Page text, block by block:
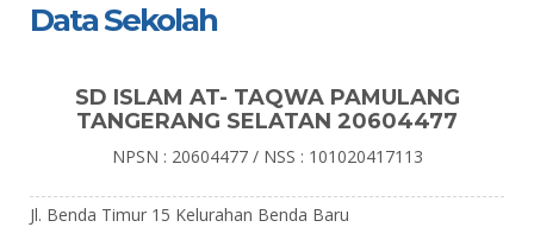
Data Sekolah
SD ISLAM AT- TAQWA PAMULANG
TANGERANG SELATAN 20604477
NPSN : 20604477 / NSS : 101020417113
Jl. Benda Timur 15 Kelurahan Benda Baru